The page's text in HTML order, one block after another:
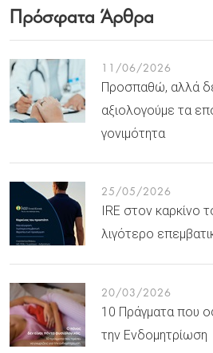
Πρόσφατα Άρθρα
11/06/2026
Προσπαθώ, αλλά
αξιολογούμε τα
γονιμότητα
25/05/2026
IRE στον καρκίνο
λιγότερο
20/03/2026
10 Πράγματα που
την Ενδομητρίωση